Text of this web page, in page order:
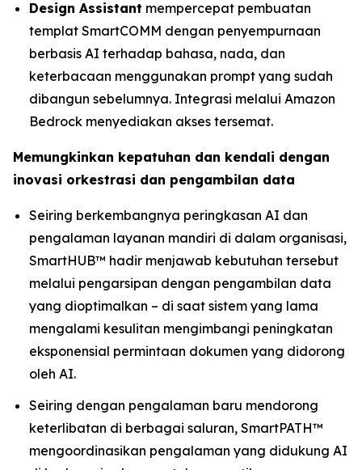
Design Assistant mempercepat pembuatan
templat SmartCOMM dengan penyempurnaan
berbasis AI terhadap bahasa, nada, dan
keterbacaan menggunakan prompt yang sudah
dibangun sebelumnya. Integrasi melalui Amazon
Bedrock menyediakan akses tersemat.
Memungkinkan kepatuhan dan kendali dengan
inovasi orkestrasi dan pengambilan data
Seiring berkembangnya peringkasan AI dan
pengalaman layanan mandiri di dalam organisasi,
SmartHUB™ hadir menjawab kebutuhan tersebut
melalui pengarsipan dengan pengambilan data
yang dioptimalkan – di saat sistem yang lama
mengalami kesulitan mengimbangi peningkatan
eksponensial permintaan dokumen yang didorong
oleh AI.
Seiring dengan pengalaman baru mendorong
keterlibatan di berbagai saluran, SmartPATH™
mengoordinasikan pengalaman yang didukung AI